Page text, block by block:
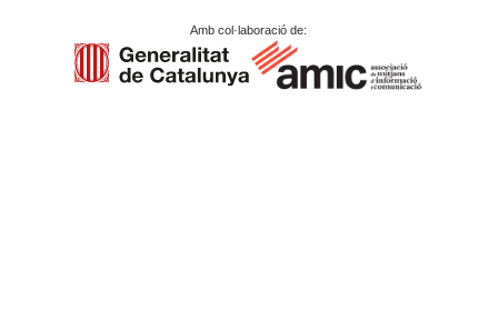
Amb col·laboració de: